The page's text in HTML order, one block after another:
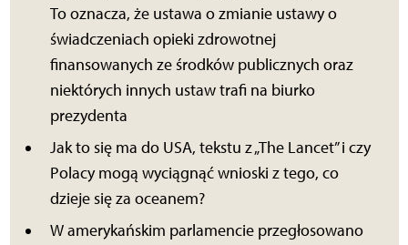
To oznacza, że ustawa o zmianie ustawy o
świadczeniach opieki zdrowotnej
finansowanych ze środków publicznych oraz
niektórych innych ustaw trafi na biurko
prezydenta
Jak to się ma do USA, tekstu z „The Lancet” i czy
Polacy mogą wyciągnąć wnioski z tego, co
dzieje się za oceanem?
W amerykańskim parlamencie przegłosowano